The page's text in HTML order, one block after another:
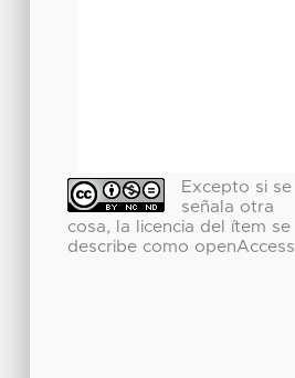
Excepto si se
señala otra
cosa, la licencia del ítem se
describe como openAccess